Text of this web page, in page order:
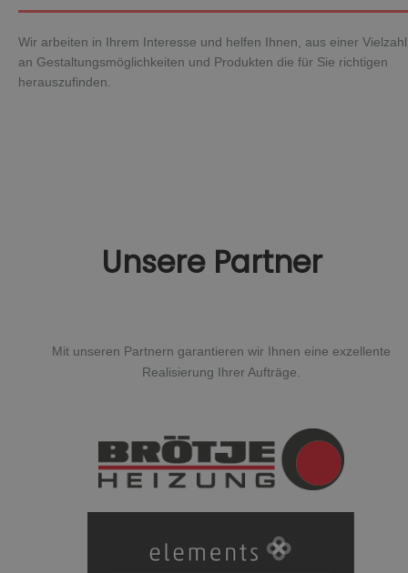
Wir arbeiten in Ihrem Interesse und helfen Ihnen, aus einer Vielzahl
an Gestaltungsmöglichkeiten und Produkten die für Sie richtigen
herauszufinden.
Unsere Partner
Mit unseren Partnern garantieren wir Ihnen eine exzellente
Realisierung Ihrer Aufträge.